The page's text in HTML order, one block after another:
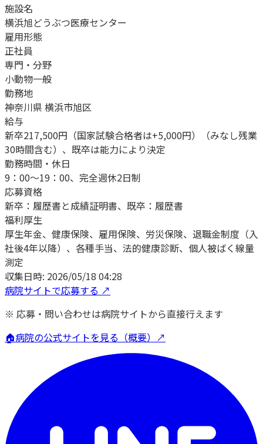
施設名
横浜旭どうぶつ医療センター
雇用形態
正社員
専門・分野
小動物一般
勤務地
神奈川県 横浜市旭区
給与
新卒217,500円（国家試験合格者は+5,000円）（みなし残業
30時間含む）、既卒は能力により決定
勤務時間・休日
9：00～19：00、完全週休2日制
応募資格
新卒：履歴書と成績証明書、既卒：履歴書
福利厚生
厚生年金、健康保険、雇用保険、労災保険、退職金制度（入
社後4年以降）、各種手当、法的健康診断、個人被ばく線量
測定
収集日時: 2026/05/18 04:28
病院サイトで応募する ↗
※ 応募・問い合わせは病院サイトから直接行えます
🏠病院の公式サイトを見る（概要）↗